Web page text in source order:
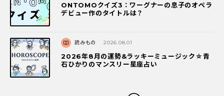
ONTOMOクイズ3：ワーグナーの息子のオペラ
デビュー作のタイトルは？
読みもの 2026.08.01
2026年8月の運勢&ラッキーミュージック☆青
石ひかりのマンスリー星座占い